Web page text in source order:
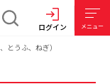
ログイン メニュー
とうふ、ねぎ）